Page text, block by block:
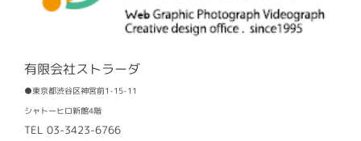
有限会社ストラーダ
●東京都渋谷区神宮前1-15-11
シャトーヒロ新館4階
TEL 03-3423-6766